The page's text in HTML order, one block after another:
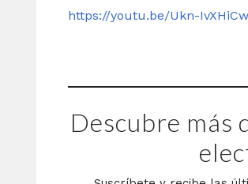
https://youtu.be/Ukn-IvXHiCw
Descubre más